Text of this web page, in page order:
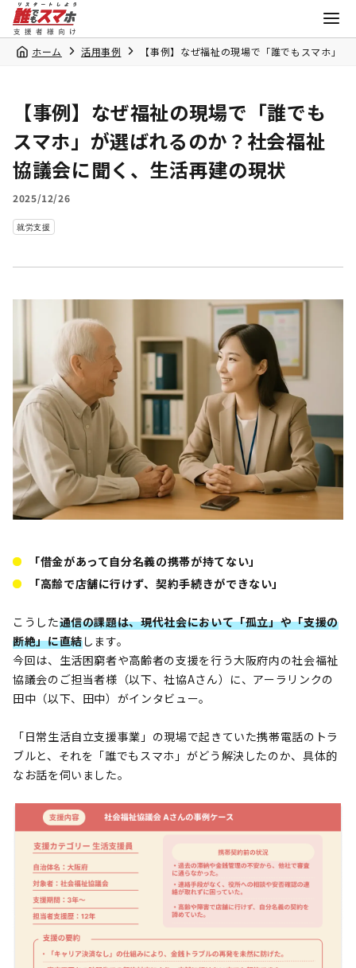
ホーム 活用事例 【事例】なぜ福祉の現場で「誰でもスマホ」
【事例】なぜ福祉の現場で「誰でも
スマホ」が選ばれるのか？社会福祉
協議会に聞く、生活再建の現状
2025/12/26
就労支援
「借金があって自分名義の携帯が持てない」
「高齢で店舗に行けず、契約手続きができない」
こうした通信の課題は、現代社会において「孤立」や「支援の
断絶」に直結します。
今回は、生活困窮者や高齢者の支援を行う大阪府内の社会福祉
協議会のご担当者様（以下、社協Aさん）に、アーラリンクの
田中（以下、田中）がインタビュー。
「日常生活自立支援事業」の現場で起きていた携帯電話のトラ
ブルと、それを「誰でもスマホ」がどう解決したのか、具体的
なお話を伺いました。